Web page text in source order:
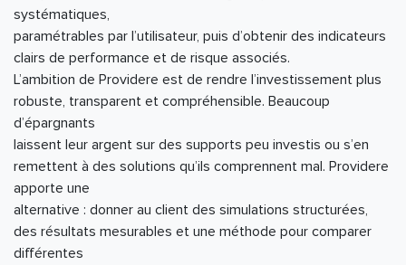
systématiques,
paramétrables par l’utilisateur, puis d’obtenir des indicateurs
clairs de performance et de risque associés.
L’ambition de Providere est de rendre l’investissement plus
robuste, transparent et compréhensible. Beaucoup
d’épargnants
laissent leur argent sur des supports peu investis ou s’en
remettent à des solutions qu’ils comprennent mal. Providere
apporte une
alternative : donner au client des simulations structurées,
des résultats mesurables et une méthode pour comparer
différentes